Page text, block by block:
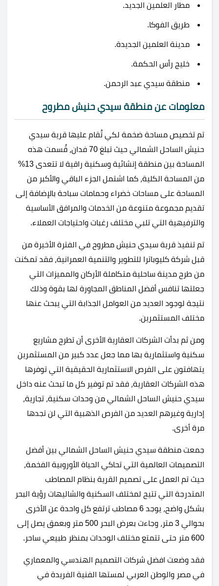
مطار العلمين الجديد.
طريق الفوكا.
مدينة العلمين الجديدة.
خليج رأس الحكمة.
منطقة سيدي عبد الرحمن.
معلومات عن منطقة سيدي حنيش مطروح
تم تخصيص مساحة ضخمة لكي تُقام عليها قرية سيدي
حنيش الساحل الشمالي حيث تبلغ 70 فدان، قُسمت هذه
المساحة بين منطقة إنشائية وسكنية راقية لا تتعدى 13%
من المساحة الكلية، كما اشتمل الجزء الباقي والأكبر من
المساحة على مساحات خضراء وحمامات سباحة بالإضافة إلى
تقديم مجموعة متنوعة من الخدمات والمرافق الأساسية
والترفيهية التي تلبي مختلف رغبات واحتياجات العملاء.
تم تنفيذ قرية سيدي حنيش مطروح في الفترة الأخيرة من
قبل شركة كليوباترا للتطوير والتنمية العمرانية، فقد تمكنت
من طرح مدينة ساحلية متكاملة الأركان والمميزات التي
جعلتها تنافس أفضل المناطق المجاورة لها بقوة وذلك
نتيجة لوجود العديد من العوامل الجذابة التي يبحث عنها
مختلف المستثمرين.
ومن ثم بدأت الشركات العقارية الأخرى أن تطرح مشاريع
سكنية واستثمارية بها مما جعل عدد كبير من المستثمرين
يتهافتون على الفرص الاستثمارية الحقيقية التي توفرها
هذه الشركات العقارية، فقد تم توفير كل ما تبحث عنه داخل
سيدي حنيش الساحل الشمالي من وحدات سكنية، تجارية،
إدارية وغيرهم العديد من الفرص الذهبية التي لن تجدها
مرة أخرى.
جمعت منطقة سيدي حنيش الساحل الشمالي بين أفضل
التصميمات العالمية التي تحاكي الحياة الأوروبية الفخمة،
حيث تم العمل على تصميم القرية بنظام المصاطب
المتدرجة التي تتيح لمختلف السكنية والشاليهات رؤية البحر
بشكل واضح، يوجد 6 مصاطب ترتفع كل واحدة عن الأخرى
بحوالي 3 متر، وجاءت بعرض البحر 500 متر وبعمق يصل إلى
600 متر حتى تتمتع مختلف الوحدات بمنظر طبيعي ساحر.
فقد وضعت افضل شركات التصميم الهندسي والمعماري
في مصر والوطن العربي لمستها الفنية الفريدة في